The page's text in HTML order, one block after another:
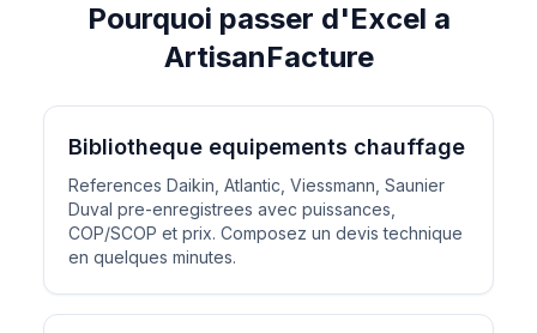
Pourquoi passer d'Excel a
ArtisanFacture
Bibliotheque equipements chauffage
References Daikin, Atlantic, Viessmann, Saunier
Duval pre-enregistrees avec puissances,
COP/SCOP et prix. Composez un devis technique
en quelques minutes.